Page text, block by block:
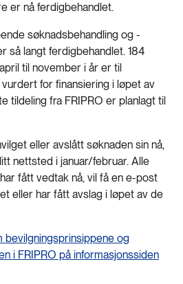
er nå ferdigbehandlet.
søknadsbehandling og -
så langt ferdigbehandlet. 184
til november i år er til
vurdert for finansiering i løpet av
tildeling fra FRIPRO er planlagt til
eller avslått søknaden sin nå,
nettsted i januar/februar. Alle
fått vedtak nå, vil få en e-post
eller har fått avslag i løpet av de
bevilgningsprinsippene og
i FRIPRO på informasjonssiden